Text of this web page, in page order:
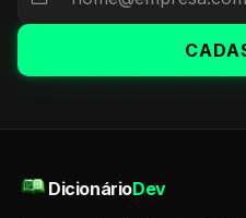
DicionárioDev